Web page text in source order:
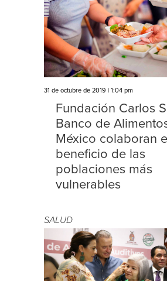
31 de octubre de 2019 | 1:04 pm
Fundación Carlos
Banco de
México colaboran
beneficio de las
poblaciones más
vulnerables
SALUD